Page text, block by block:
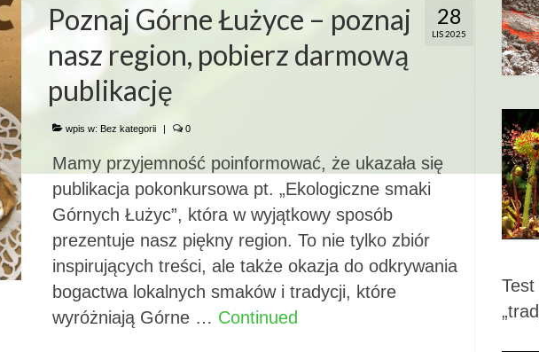
28
LIS 2025
Poznaj Górne Łużyce – poznaj
nasz region, pobierz darmową
publikację
wpis w: Bez kategorii 0
Mamy przyjemność poinformować, że ukazała się
publikacja pokonkursowa pt. „Ekologiczne smaki
Górnych Łużyc”, która w wyjątkowy sposób
prezentuje nasz piękny region. To nie tylko zbiór
inspirujących treści, ale także okazja do odkrywania
bogactwa lokalnych smaków i tradycji, które
wyróżniają Górne … Continued